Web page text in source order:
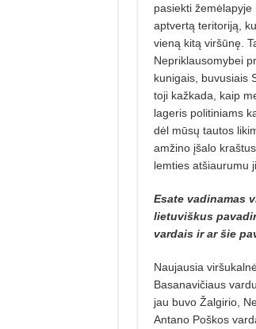
pasiekti
aptvertą teritoriją,
vieną kitą viršūnę.
Nepriklausomybei
kunigais, buvusiais
toji kažkada, kaip
lageris politiniams
dėl mūsų tautos
amžino įšalo
lemties atšiaurumu
Esate vadinamas
lietuviškus
vardais ir ar šie
Naujausia
Basanavičiaus
jau buvo Žalgirio,
Antano Poškos